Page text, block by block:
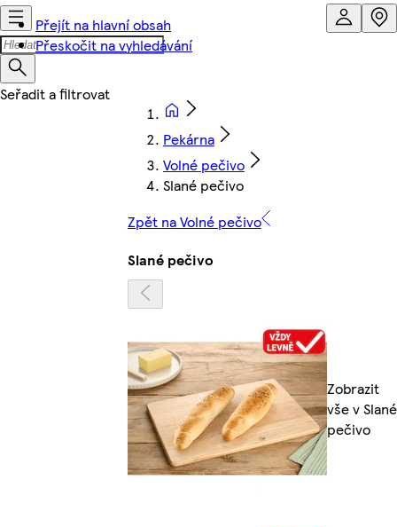
Přejít na hlavní obsah
Přeskočit na vyhledávání
Pekárna
Volné pečivo
Slané pečivo
Zpět na Volné pečivo
Slané pečivo
Zobrazit
vše v Slané
pečivo